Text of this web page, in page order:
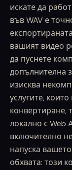
искате да
във WAV е
вашият видео
да пуснете
допълнителна
изисква
услугите,
конвертиране,
локално с Web
включително
напуска
обхвата: този